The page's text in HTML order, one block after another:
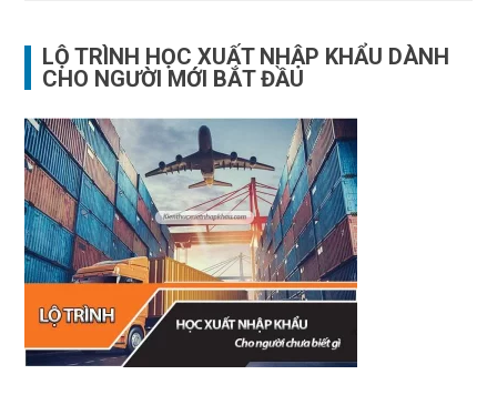
LỘ TRÌNH HỌC XUẤT NHẬP KHẨU DÀNH
CHO NGƯỜI MỚI BẮT ĐẦU